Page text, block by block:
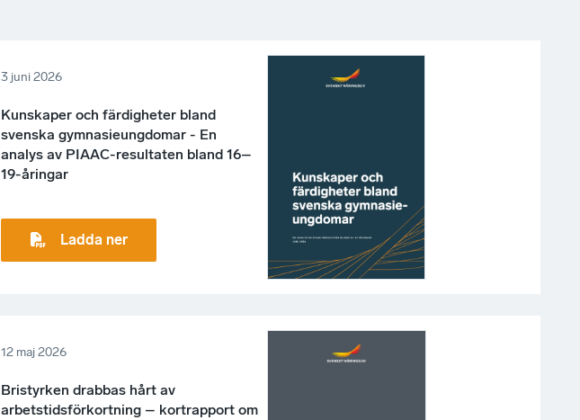
3 juni 2026
Kunskaper och färdigheter bland
svenska gymnasieungdomar - En
analys av PIAAC-resultaten bland 16–
19-åringar
Ladda ner
12 maj 2026
Bristyrken drabbas hårt av
arbetstidsförkortning – kortrapport om